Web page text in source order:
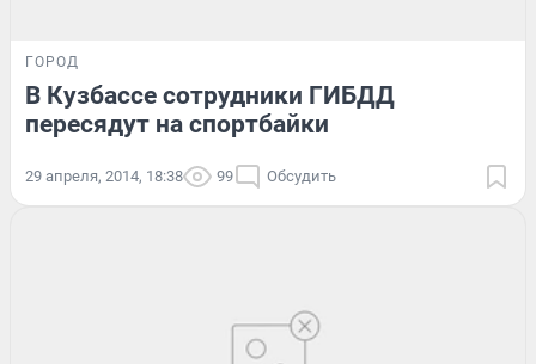
ГОРОД
В Кузбассе сотрудники ГИБДД
пересядут на спортбайки
29 апреля, 2014, 18:38 99 Обсудить